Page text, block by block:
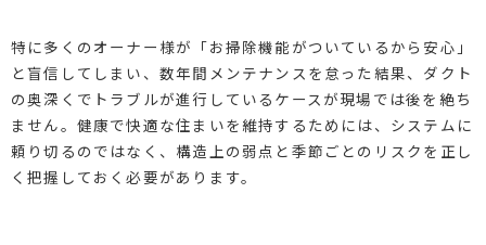
特に多くのオーナー様が「お掃除機能がついているから安心」
と盲信してしまい、数年間メンテナンスを怠った結果、ダクト
の奥深くでトラブルが進行しているケースが現場では後を絶ち
ません。健康で快適な住まいを維持するためには、システムに
頼り切るのではなく、構造上の弱点と季節ごとのリスクを正し
く把握しておく必要があります。